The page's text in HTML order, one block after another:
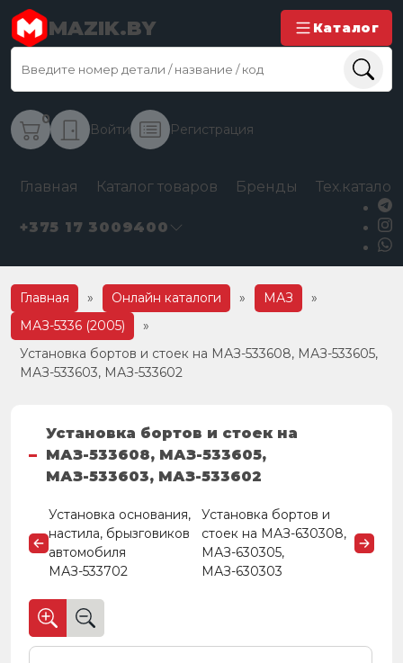
MAZIK.BY Каталог
0
Войти Регистрация
Главная Каталог товаров Бренды
+375 17 3009400
Главная » Онлайн каталоги » МАЗ
»
МАЗ-5336 (2005)
»
Установка бортов и стоек на МАЗ-533608, МАЗ-533605,
МАЗ-533603, МАЗ-533602
Установка бортов и стоек на
МАЗ-533608, МАЗ-533605,
МАЗ-533603, МАЗ-533602
Установка основания,
настила, брызговиков
автомобиля
МАЗ-533702
Установка бортов и
стоек на МАЗ-630308,
МАЗ-630305,
МАЗ-630303